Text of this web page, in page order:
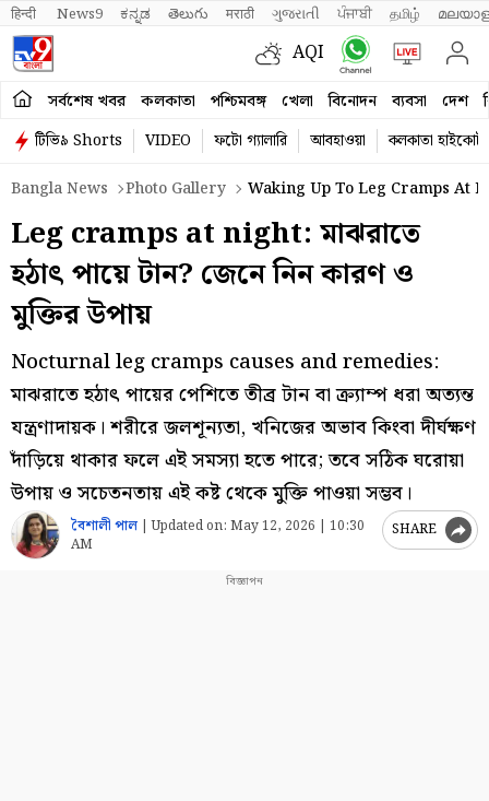
हिन्दी News9 ಕನ್ನಡ తెలుగు मराठी ગુજરાતી ਪੰਜਾਬੀ தமிழ்
AQI
সর্বশেষ খবর কলকাতা পশ্চিমবঙ্গ খেলা বিনোদন ব্যবসা দেশ
টিভি৯ Shorts VIDEO ফটো গ্যালারি আবহাওয়া
কলকাতা হাইকোর্ট
Bangla News
Photo Gallery Waking Up To Leg Cramps At
Leg cramps at night: মাঝরাতে
হঠাৎ পায়ে টান? জেনে নিন কারণ ও
মুক্তির উপায়
Nocturnal leg cramps causes and remedies:
মাঝরাতে হঠাৎ পায়ের পেশিতে তীব্র টান বা ক্র্যাম্প ধরা অত্যন্ত
যন্ত্রণাদায়ক। শরীরে জলশূন্যতা, খনিজের অভাব কিংবা দীর্ঘক্ষণ
দাঁড়িয়ে থাকার ফলে এই সমস্যা হতে পারে; তবে সঠিক ঘরোয়া
উপায় ও সচেতনতায় এই কষ্ট থেকে মুক্তি পাওয়া সম্ভব।
বৈশালী পাল |Updated on: May 12, 2026 | 10:30
AM
SHARE